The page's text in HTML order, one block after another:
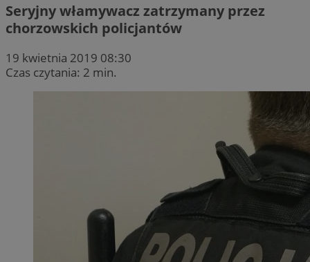
Seryjny włamywacz zatrzymany przez
chorzowskich policjantów
19 kwietnia 2019 08:30
Czas czytania: 2 min.